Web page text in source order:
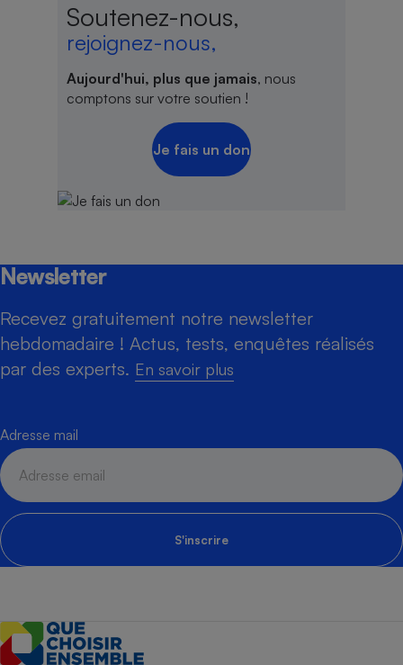
Soutenez-nous,
rejoignez-nous,
Aujourd'hui, plus que jamais, nous
comptons sur votre soutien !
Je fais un don
Newsletter
Recevez gratuitement notre newsletter
hebdomadaire ! Actus, tests, enquêtes réalisés
par des experts. En savoir plus
Adresse mail
S'inscrire